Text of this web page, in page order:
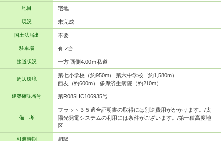
地目 宅地
現況 未完成
国土法届出 不要
駐車場 有 2台
接道状況 一方 西側4.00ｍ私道
周辺環境
第七小学校（約950m） 第六中学校（約1,580m）
西友（約600m） 多摩済生病院（約210m）
建築確認番号 第R08SHC106935号
備 考
フラット３５適合証明書の取得には別途費用がかかります。/太
陽光発電システムの利用には条件がございます。/第一種高度地
区
引渡時期 相談